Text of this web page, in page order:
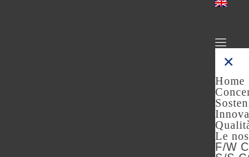
✕
Home
Le
F/W